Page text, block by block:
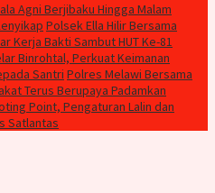
Agni Berjibaku Hingga Malam
Polsek Ella Hilir Bersama
Kerja Bakti Sambut HUT Ke-81
Binrohtal, Perkuat Keimanan
Santri Polres Melawi Bersama
Terus Berupaya Padamkan
Point, Pengaturan Lalin dan
Satlantas